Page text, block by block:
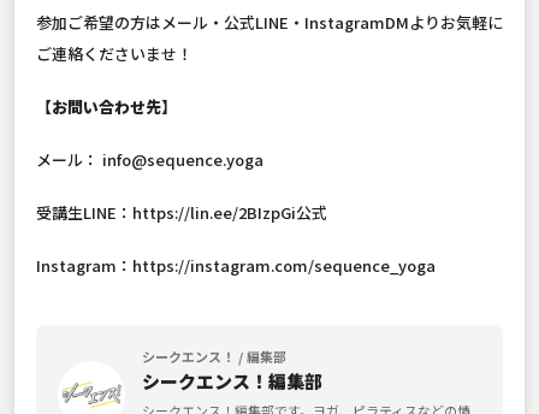
参加ご希望の方はメール・公式LINE・InstagramDMよりお気軽に
ご連絡くださいませ！
【お問い合わせ先】
メール： info@sequence.yoga
受講生LINE： https://lin.ee/2BIzpGi公式
Instagram：https://instagram.com/sequence_yoga
シークエンス！ / 編集部
シークエンス！編集部